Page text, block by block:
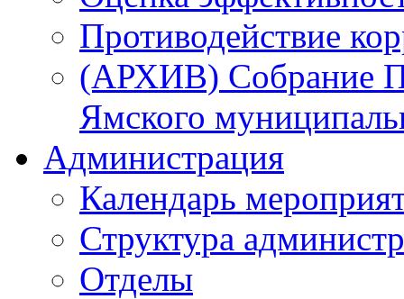
Противодействие
(АРХИВ) Собрание
Ямского
Администрация
Календарь
Структура
Отделы